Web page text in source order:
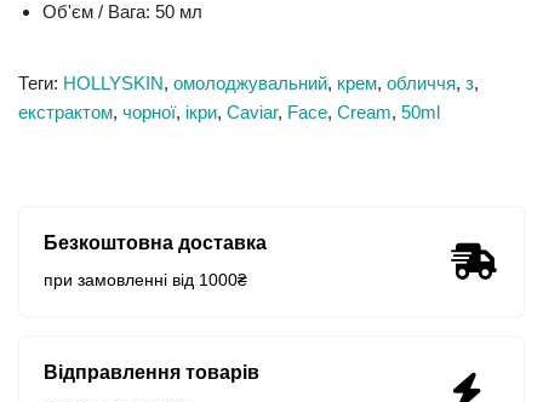
Об'єм / Вага: 50 мл
Теги: HOLLYSKIN, омолоджувальний, крем, обличчя, з,
екстрактом, чорної, ікри, Caviar, Face, Cream, 50ml
Безкоштовна доставка
при замовленні від 1000₴
Відправлення товарів